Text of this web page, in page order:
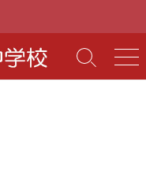
検
索
メ
ニ